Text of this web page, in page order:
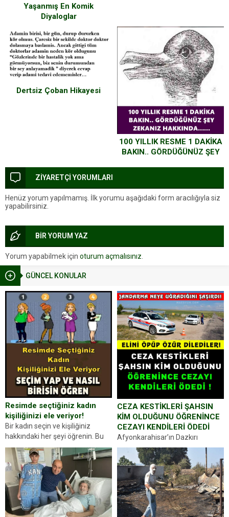
GÜNCEL KONULAR
Resimde seçtiğiniz kadın
kişiliğinizi ele veriyor!
Bir kadın seçin ve kişiliğiniz
hakkındaki her şeyi öğrenin. Bu
kez karşınıza oldukça farklı bir
kişilik testiyle çıkıyoruz. Resimde
gördüğünüz kadın figürlerinden
dikkatinizi en...
CEZA KESTİKLERİ ŞAHSIN
KİM OLDUĞUNU ÖĞRENİNCE
CEZAYI KENDİLERİ ÖDEDİ
Afyonkarahisar’ın Dazkırı
ilçesinde trafik uygulaması
yapan jandarma ekipleri
durdurdukları bir otomobilin
sürücüsünden ehliyet ve ruhsat
sorup belgelerini istedi. Sürücü
Abdurrahman Ö.nün verdiği
evraklarda eksik olduğunu...
Yaşanmış En Komik
Diyaloglar
Dertsiz Çoban Hikayesi
100 YILLIK RESME 1 DAKİKA
BAKIN.. GÖRDÜĞÜNÜZ ŞEY
ZİYARETÇİ YORUMLARI
Henüz yorum yapılmamış. İlk yorumu aşağıdaki form aracılığıyla siz
yapabilirsiniz.
BİR YORUM YAZ
Yorum yapabilmek için oturum açmalısınız